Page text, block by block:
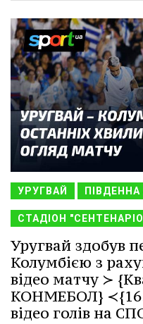
УРУГВАЙ
СТАДІОН "СЕНТЕНАРІО
Уругвай здобув
Колумбією з
відео матчу ≻
КОНМЕБОЛ}
відео голів на